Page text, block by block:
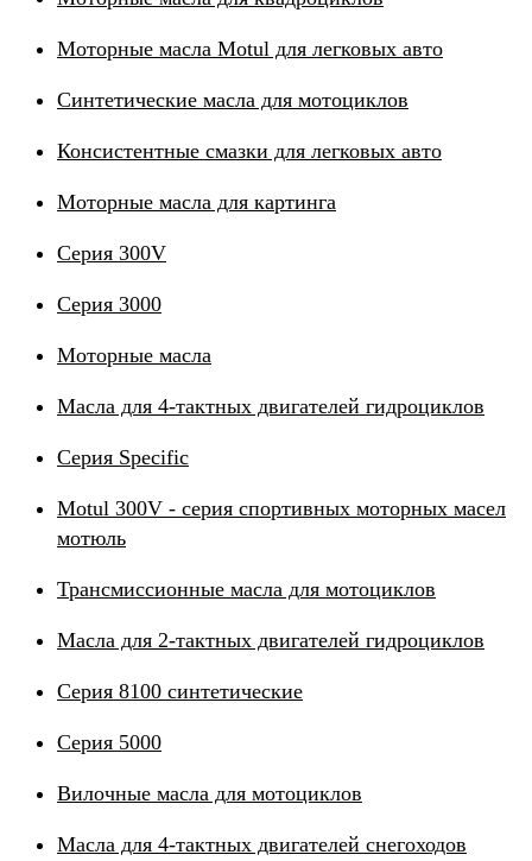
Моторные масла Motul для легковых авто
Синтетические масла для мотоциклов
Консистентные смазки для легковых авто
Моторные масла для картинга
Серия 300V
Серия 3000
Моторные масла
Масла для 4-тактных двигателей гидроциклов
Серия Specific
Motul 300V - серия спортивных моторных масел
мотюль
Трансмиссионные масла для мотоциклов
Масла для 2-тактных двигателей гидроциклов
Серия 8100 синтетические
Серия 5000
Вилочные масла для мотоциклов
Масла для 4-тактных двигателей снегоходов